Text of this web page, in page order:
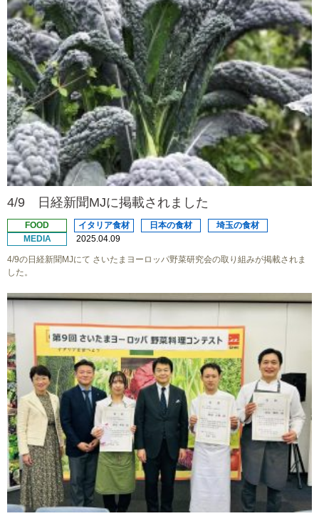
4/9 日経新聞MJに掲載されました
FOOD イタリア食材 日本の食材
埼玉の食材
MEDIA
2025.04.09
4/9の日経新聞MJにて さいたまヨーロッパ野菜研究会の取り組みが掲載されま
した。